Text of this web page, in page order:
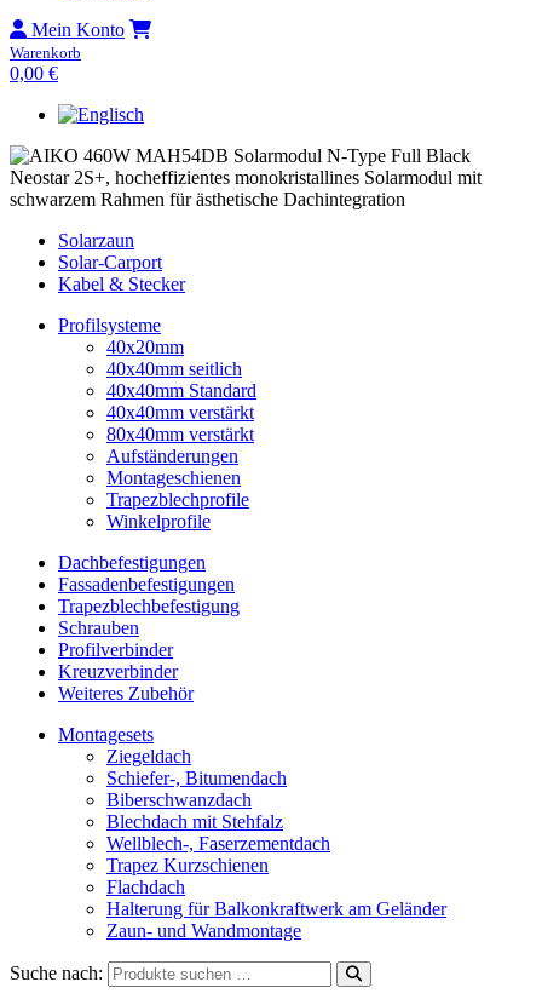
Mein Konto
Warenkorb
0,00 €
Solarzaun
Solar-Carport
Kabel & Stecker
Profilsysteme
40x20mm
40x40mm seitlich
40x40mm Standard
40x40mm verstärkt
80x40mm verstärkt
Aufständerungen
Montageschienen
Trapezblechprofile
Winkelprofile
Dachbefestigungen
Fassadenbefestigungen
Trapezblechbefestigung
Schrauben
Profilverbinder
Kreuzverbinder
Weiteres Zubehör
Montagesets
Ziegeldach
Schiefer-, Bitumendach
Biberschwanzdach
Blechdach mit Stehfalz
Wellblech-, Faserzementdach
Trapez Kurzschienen
Flachdach
Halterung für Balkonkraftwerk am Geländer
Zaun- und Wandmontage
Suche nach: